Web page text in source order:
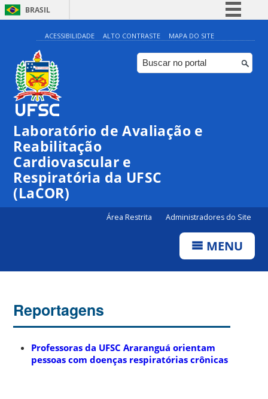
BRASIL
Simplifique!
Comunica BR
Participe
Canais
ACESSIBILIDADE ALTO CONTRASTE MAPA DO SITE
Laboratório de Avaliação e
Reabilitação
Cardiovascular e
Respiratória da UFSC
(LaCOR)
Área Restrita Administradores do Site
MENU
Reportagens
Professoras da UFSC Araranguá orientam
pessoas com doenças respiratórias crônicas